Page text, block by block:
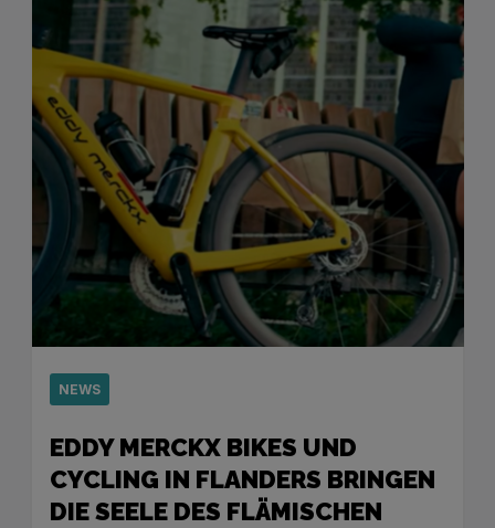
NEWS
EDDY MERCKX BIKES UND
CYCLING IN FLANDERS BRINGEN
DIE SEELE DES FLÄMISCHEN